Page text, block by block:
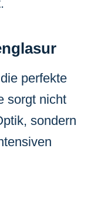
perfekte
sorgt nicht
sondern